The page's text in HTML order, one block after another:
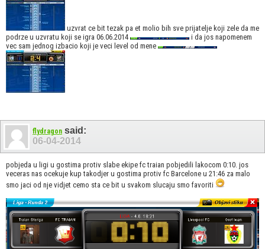
uzvrat ce bit tezak pa et molio bih sve prijatelje koji zele da me
podrze u uzvratu koji se igra 06.06.2014
i da jos napomenem
vec sam jednog izbacio koji je veci level od mene
flydragon said:
06-04-2014
pobjeda u ligi u gostima protiv slabe ekipe fc traian pobjedili lakocom 0:10. jos
veceras nas ocekuje kup takodjer u gostima protiv fc Barcelone u 21:46 za malo
smo jaci od nje vidjet cemo sta ce bit u svakom slucaju smo favoriti